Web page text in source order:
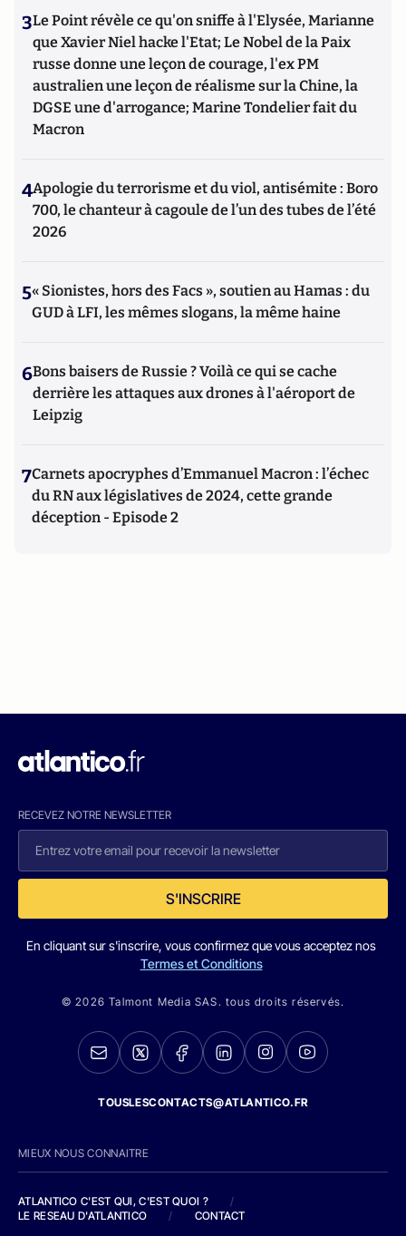
3Le Point révèle ce qu'on sniffe à l'Elysée, Marianne
que Xavier Niel hacke l'Etat; Le Nobel de la Paix
russe donne une leçon de courage, l'ex PM
australien une leçon de réalisme sur la Chine, la
DGSE une d'arrogance; Marine Tondelier fait du
Macron
4Apologie du terrorisme et du viol, antisémite : Boro
700, le chanteur à cagoule de l’un des tubes de l’été
2026
5« Sionistes, hors des Facs », soutien au Hamas : du
GUD à LFI, les mêmes slogans, la même haine
6Bons baisers de Russie ? Voilà ce qui se cache
derrière les attaques aux drones à l'aéroport de
Leipzig
7Carnets apocryphes d’Emmanuel Macron : l’échec
du RN aux législatives de 2024, cette grande
déception - Episode 2
RECEVEZ NOTRE NEWSLETTER
S'INSCRIRE
En cliquant sur s'inscrire, vous confirmez que vous acceptez nos
Termes et Conditions
© 2026 Talmont Media SAS. tous droits réservés.
TOUSLESCONTACTS@ATLANTICO.FR
MIEUX NOUS CONNAITRE
ATLANTICO C'EST QUI, C'EST QUOI ?
/
LE RESEAU D'ATLANTICO
/ CONTACT